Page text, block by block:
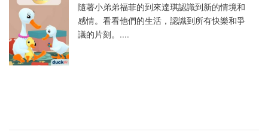
隨著小弟弟福菲的到來達琪認識到新的情境和
感情。看看他們的生活，認識到所有快樂和爭
議的片刻。....